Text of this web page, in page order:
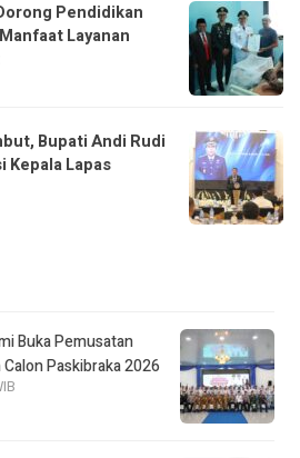
Pendidikan
Layanan
Bupati Andi Rudi
Kepala Lapas
Buka Pemusatan
Paskibraka 2026